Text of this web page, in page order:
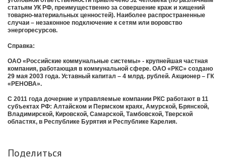
статьям УК РФ, преимущественно за совершение краж и хищений
товарно-материальных ценностей). Наиболее распространенные
случаи – незаконное подключение к сетям или воровство
энергоресурсов.
Справка:
ОАО «Российские коммунальные системы» - крупнейшая частная
компания, работающая в коммунальной сфере. ОАО «РКС» создано
29 мая 2003 года. Уставный капитал – 4 млрд. рублей. Акционер – ГК
«РЕНОВА».
С 2011 года дочерние и управляемые компании РКС работают в 11
субъектах РФ: Алтайском и Пермском краях, Амурской, Брянской,
Владимирской, Кировской, Самарской, Тамбовской, Тверской
областях, в Республике Бурятия и Республике Карелия.
Поделиться